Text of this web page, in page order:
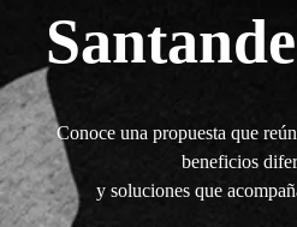
Conoce una propuesta que
beneficios
y soluciones que